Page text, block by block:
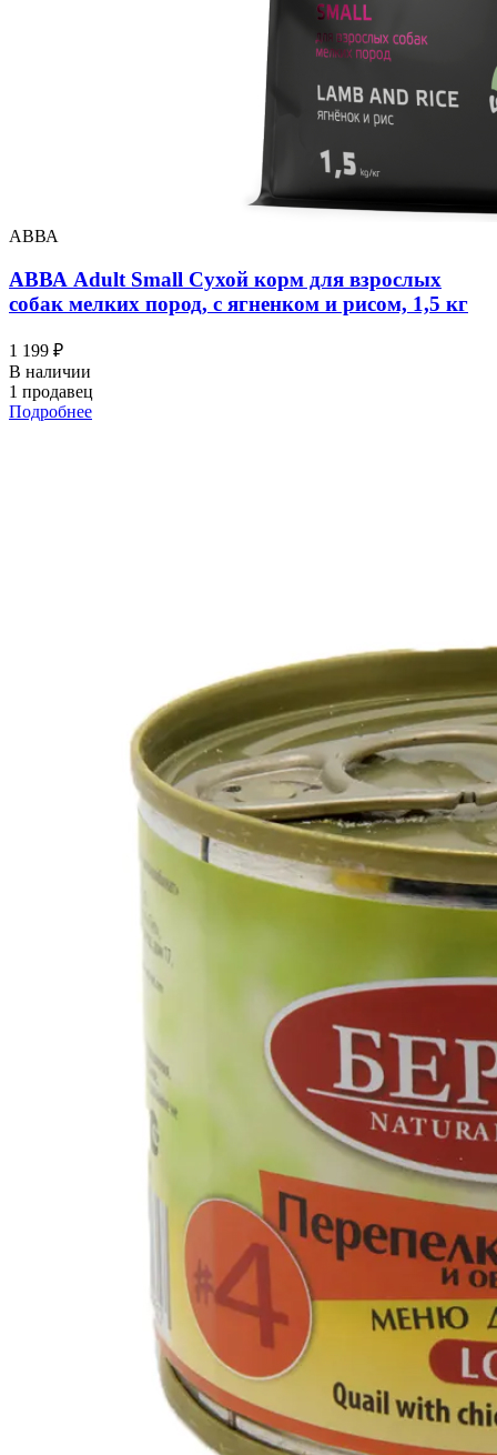
АВВА
АВВА Adult Small Сухой корм для взрослых
собак мелких пород, с ягненком и рисом, 1,5 кг
1 199 ₽
В наличии
1 продавец
Подробнее